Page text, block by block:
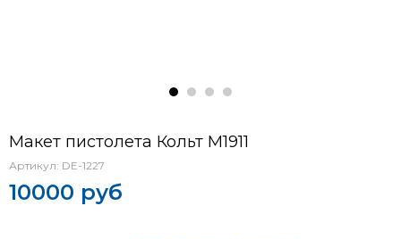
Макет пистолета Кольт М1911
Артикул: DE-1227
10000 руб